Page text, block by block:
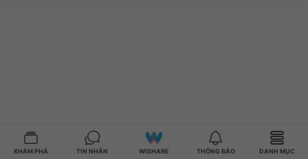
KHÁM PHÁ TIN NHẮN WISHARE THÔNG BÁO DANH MỤC